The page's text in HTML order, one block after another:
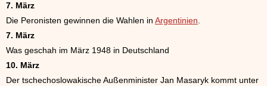
7. März
Die Peronisten gewinnen die Wahlen in Argentinien.
7. März
Was geschah im März 1948 in Deutschland
10. März
Der tschechoslowakische Außenminister Jan Masaryk kommt unter